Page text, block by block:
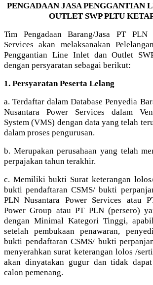
PENGADAAN JASA PENGGANTIAN
OUTLET SWP PLTU
Tim Pengadaan Barang/Jasa PT PLN
Services akan melaksanakan
Penggantian Line Inlet dan Outlet
dengan persyaratan sebagai berikut:
1. Persyaratan Peserta Lelang
a. Terdaftar dalam Database Penyedia
Nusantara Power Services dalam
System (VMS) dengan data yang telah
dalam proses pengurusan.
b. Merupakan perusahaan yang telah
perpajakan tahun terakhir.
c. Memiliki bukti Surat keterangan
bukti pendaftaran CSMS/ bukti
PLN Nusantara Power Services atau
Power Group atau PT PLN (persero)
dengan Minimal Kategori Tinggi,
setelah pembukaan penawaran,
bukti pendaftaran CSMS/ bukti
menyerahkan surat keterangan lolos /
akan dinyatakan gugur dan tidak
calon pemenang.